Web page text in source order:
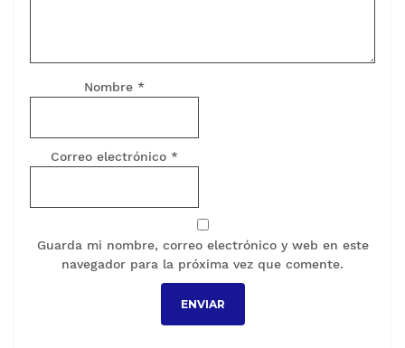
Nombre *
Correo electrónico *
Guarda mi nombre, correo electrónico y web en este
navegador para la próxima vez que comente.